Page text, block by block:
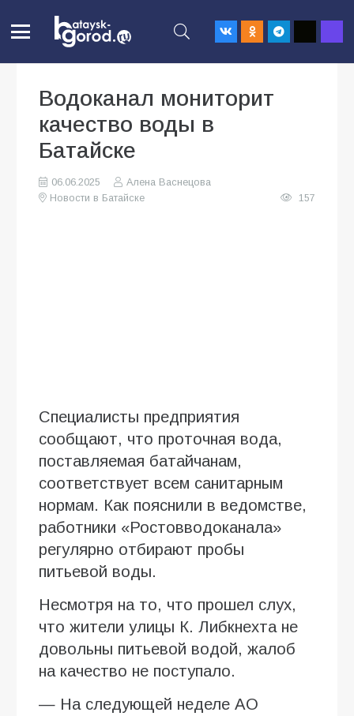
Водоканал мониторит
качество воды в
Батайске
06.06.2025
Алена Васнецова
Новости в Батайске
157
Специалисты предприятия
сообщают, что проточная вода,
поставляемая батайчанам,
соответствует всем санитарным
нормам. Как пояснили в ведомстве,
работники «Ростовводоканала»
регулярно отбирают пробы
питьевой воды.
Несмотря на то, что прошел слух,
что жители улицы К. Либкнехта не
довольны питьевой водой, жалоб
на качество не поступало.
— На следующей неделе АО